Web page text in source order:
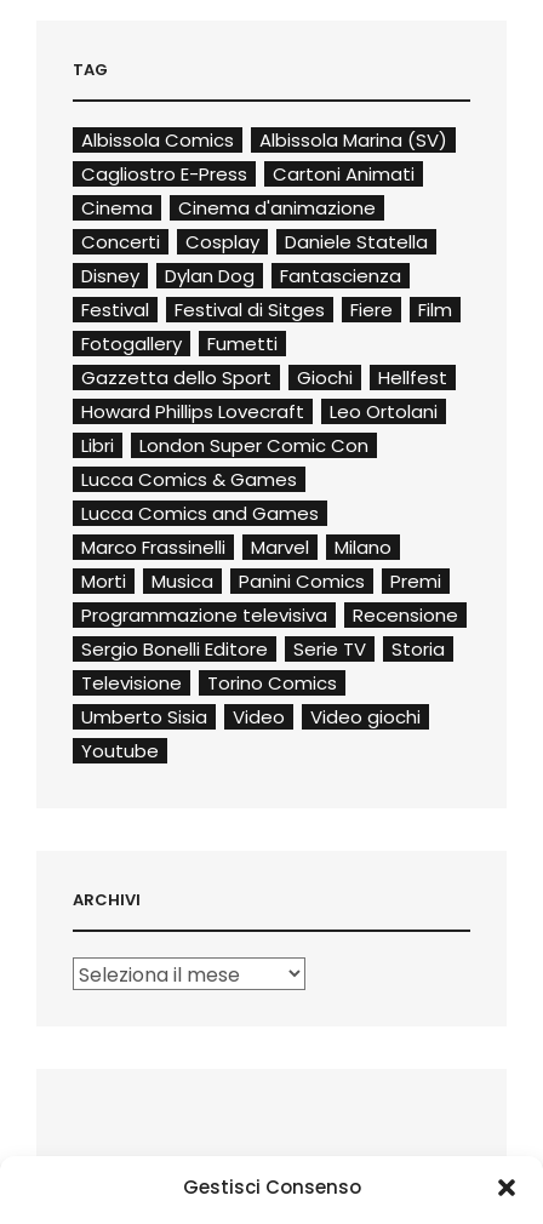
Gestisci Consenso
TAG
Albissola Comics
Albissola Marina (SV)
Cagliostro E-Press
Cartoni Animati
Cinema
Cinema d'animazione
Concerti
Cosplay
Daniele Statella
Disney
Dylan Dog
Fantascienza
Festival
Festival di Sitges Fiere
Film
Fotogallery
Fumetti
Gazzetta dello Sport
Giochi
Hellfest
Howard Phillips Lovecraft
Leo Ortolani
Libri
London Super Comic Con
Lucca Comics & Games
Lucca Comics and Games
Marco Frassinelli
Marvel
Milano
Morti
Musica Panini Comics
Premi
Programmazione televisiva
Recensione
Sergio Bonelli Editore
Serie TV
Storia
Televisione
Torino Comics
Umberto Sisia
Video
Video giochi
Youtube
ARCHIVI
Archivi